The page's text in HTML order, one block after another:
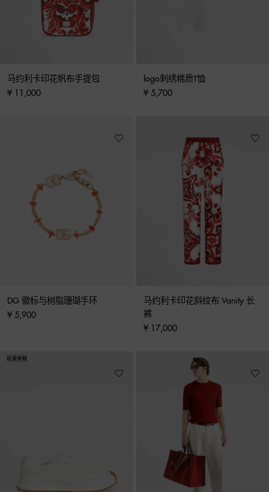
马约利卡印花帆布手提包
¥ 11,000
logo刺绣棉质T恤
¥ 5,700
DG 徽标与树脂珊瑚手环
¥ 5,900
马约利卡印花斜纹布 Vanity 长
裤
¥ 17,000